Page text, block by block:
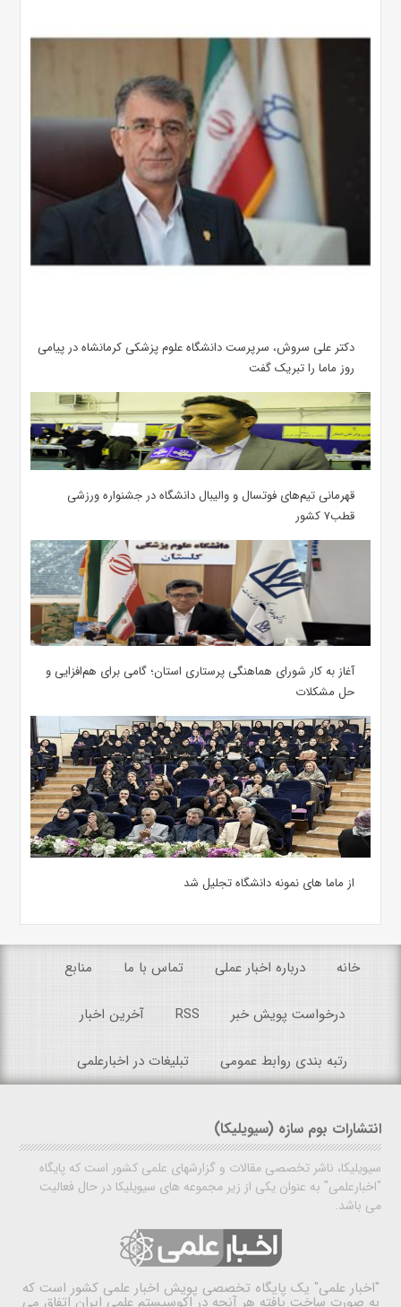
دکتر علی سروش، سرپرست دانشگاه علوم پزشکی کرمانشاه در پیامی
روز ماما را تبریک گفت
قهرمانی تیم‌های فوتسال و والیبال دانشگاه در جشنواره ورزشی
قطب۷ کشور
آغاز به کار شورای هماهنگی پرستاری استان؛ گامی برای هم‌افزایی و
حل مشکلات
از ماما های نمونه دانشگاه تجلیل شد
خانه درباره اخبار عملی تماس با ما منابع
درخواست پویش خبر RSS آخرین اخبار
رتبه بندی روابط عمومی تبلیغات در اخبارعلمی
انتشارات بوم سازه (سیویلیکا)
سیویلیکا، ناشر تخصصی مقالات و گزارشهای علمی کشور است که پایگاه
"اخبارعلمی" به عنوان یکی از زیر مجموعه های سیویلیکا در حال فعالیت
می باشد.
"اخبار علمی" یک پایگاه تخصصی پویش اخبار علمی کشور است که